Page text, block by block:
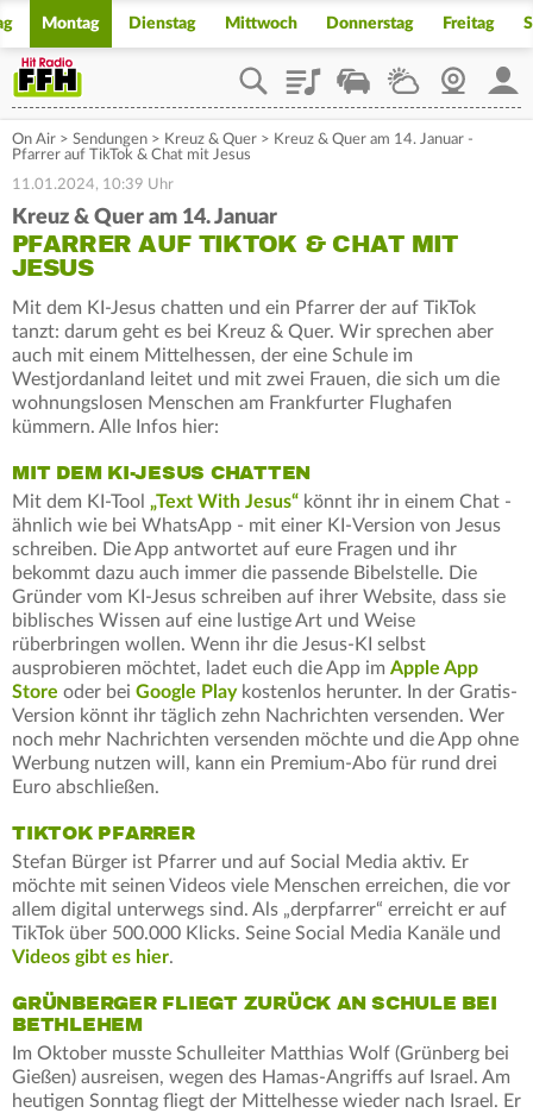
Montag Dienstag Mittwoch Donnerstag Freitag
PlaylistStaupilotWetterWebcam
On Air > Sendungen > Kreuz & Quer > Kreuz & Quer am 14. Januar -
Pfarrer auf TikTok & Chat mit Jesus
11.01.2024, 10:39 Uhr
Kreuz & Quer am 14. Januar
PFARRER AUF TIKTOK & CHAT MIT
JESUS
Mit dem KI-Jesus chatten und ein Pfarrer der auf TikTok
tanzt: darum geht es bei Kreuz & Quer. Wir sprechen aber
auch mit einem Mittelhessen, der eine Schule im
Westjordanland leitet und mit zwei Frauen, die sich um die
wohnungslosen Menschen am Frankfurter Flughafen
kümmern. Alle Infos hier:
MIT DEM KI-JESUS CHATTEN
Mit dem KI-Tool „Text With Jesus“ könnt ihr in einem Chat -
ähnlich wie bei WhatsApp - mit einer KI-Version von Jesus
schreiben. Die App antwortet auf eure Fragen und ihr
bekommt dazu auch immer die passende Bibelstelle. Die
Gründer vom KI-Jesus schreiben auf ihrer Website, dass sie
biblisches Wissen auf eine lustige Art und Weise
rüberbringen wollen. Wenn ihr die Jesus-KI selbst
ausprobieren möchtet, ladet euch die App im Apple App
Store oder bei Google Playkostenlos herunter. In der Gratis-
Version könnt ihr täglich zehn Nachrichten versenden. Wer
noch mehr Nachrichten versenden möchte und die App ohne
Werbung nutzen will, kann ein Premium-Abo für rund drei
Euro abschließen.
TIKTOK PFARRER
Stefan Bürger ist Pfarrer und auf Social Media aktiv. Er
möchte mit seinen Videos viele Menschen erreichen, die vor
allem digital unterwegs sind. Als „derpfarrer“ erreicht er auf
TikTok über 500.000 Klicks. Seine Social Media Kanäle und
Videos gibt es hier.
GRÜNBERGER FLIEGT ZURÜCK AN SCHULE BEI
BETHLEHEM
Im Oktober musste Schulleiter Matthias Wolf (Grünberg bei
Gießen) ausreisen, wegen des Hamas-Angriffs auf Israel. Am
heutigen Sonntag fliegt der Mittelhesse wieder nach Israel. Er